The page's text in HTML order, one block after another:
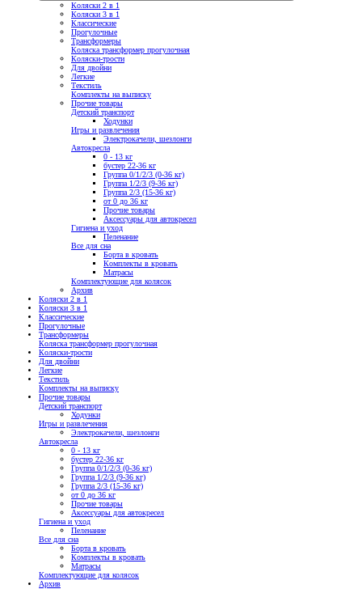
Коляски 2 в 1
Коляски 3 в 1
Классические
Прогулочные
Трансформеры
Коляска трансформер прогулочная
Коляски-трости
Для двойни
Легкие
Текстиль
Комплекты на выписку
Прочие товары
Детский транспорт
Ходунки
Игры и развлечения
Электрокачели, шезлонги
Автокресла
0 - 13 кг
бустер 22-36 кг
Группа 0/1/2/3 (0-36 кг)
Группа 1/2/3 (9-36 кг)
Группа 2/3 (15-36 кг)
от 0 до 36 кг
Прочие товары
Аксессуары для автокресел
Гигиена и уход
Пеленание
Все для сна
Борта в кровать
Комплекты в кровать
Матрасы
Комплектующие для колясок
Архив
Коляски 2 в 1
Коляски 3 в 1
Классические
Прогулочные
Трансформеры
Коляска трансформер прогулочная
Коляски-трости
Для двойни
Легкие
Текстиль
Комплекты на выписку
Прочие товары
Детский транспорт
Ходунки
Игры и развлечения
Электрокачели, шезлонги
Автокресла
0 - 13 кг
бустер 22-36 кг
Группа 0/1/2/3 (0-36 кг)
Группа 1/2/3 (9-36 кг)
Группа 2/3 (15-36 кг)
от 0 до 36 кг
Прочие товары
Аксессуары для автокресел
Гигиена и уход
Пеленание
Все для сна
Борта в кровать
Комплекты в кровать
Матрасы
Комплектующие для колясок
Архив